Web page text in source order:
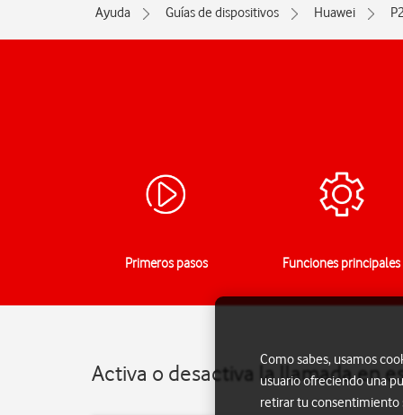
Ayuda Guías de dispositivos Huawei
Primeros pasos Funciones principales
Activa o desactiva la llamada en
Como sabes, usamos
usuario ofreciendo una
retirar tu consentimiento